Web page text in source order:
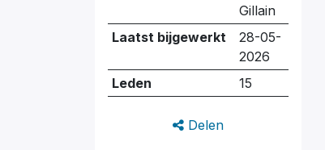
Gillain
Laatst bijgewerkt
28-05-
2026
Leden
15
Delen